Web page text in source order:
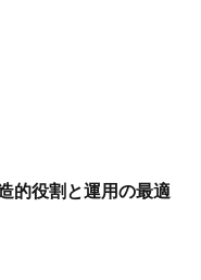
的役割と運用の最適